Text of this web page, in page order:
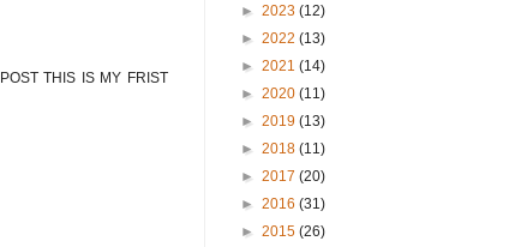
THIS IS MY FRIST
► 2023 (12)
► 2022 (13)
► 2021 (14)
► 2020 (11)
► 2019 (13)
► 2018 (11)
► 2017 (20)
► 2016 (31)
► 2015 (26)